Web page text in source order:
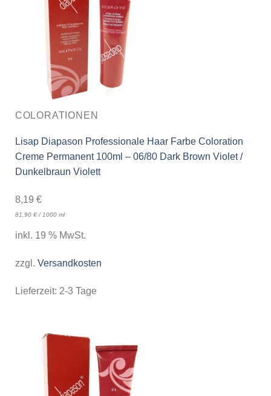
COLORATIONEN
Lisap Diapason Professionale Haar Farbe Coloration
Creme Permanent 100ml – 06/80 Dark Brown Violet /
Dunkelbraun Violett
8,19 €
81,90 €/ 1000 ml
inkl. 19 % MwSt.
zzgl. Versandkosten
Lieferzeit: 2-3 Tage